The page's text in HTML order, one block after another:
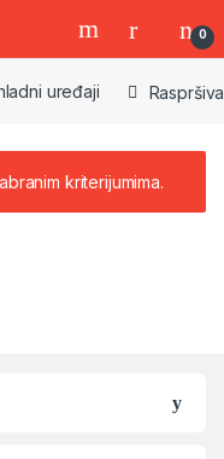
0
uređaji
kriterijumima.